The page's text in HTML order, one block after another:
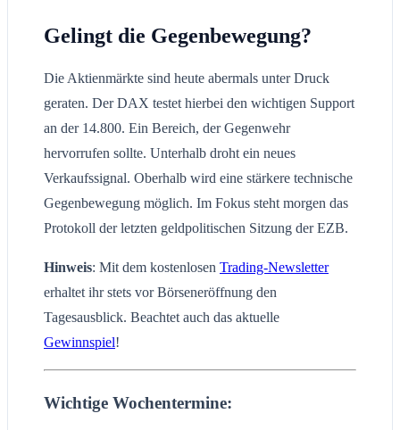
Gelingt die Gegenbewegung?
Die Aktienmärkte sind heute abermals unter Druck
geraten. Der DAX testet hierbei den wichtigen Support
an der 14.800. Ein Bereich, der Gegenwehr
hervorrufen sollte. Unterhalb droht ein neues
Verkaufssignal. Oberhalb wird eine stärkere technische
Gegenbewegung möglich. Im Fokus steht morgen das
Protokoll der letzten geldpolitischen Sitzung der EZB.
Hinweis: Mit dem kostenlosen Trading-Newsletter
erhaltet ihr stets vor Börseneröffnung den
Tagesausblick. Beachtet auch das aktuelle
Gewinnspiel!
Wichtige Wochentermine: